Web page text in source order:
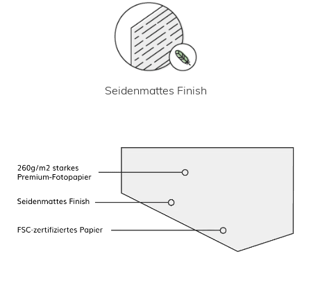
Seidenmattes Finish